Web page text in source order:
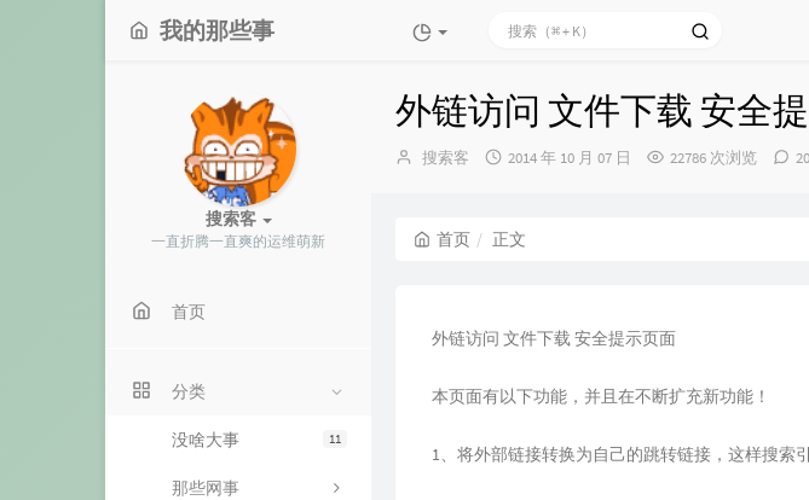
我的那些事
搜索客
一直折腾一直爽的运维萌新
首页
分类
11
没啥大事
那些网事
外链访问 文件下载 安全
博
搜索客
发
2014 年 10 月 07 日 22786 次浏览
首页 正文
外链访问 文件下载 安全提示页面
本页面有以下功能，并且在不断扩充新功能！
1、将外部链接转换为自己的跳转链接，这样搜索